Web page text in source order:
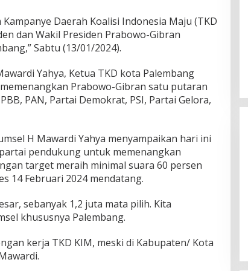
Kampanye Daerah Koalisi Indonesia Maju (TKD
dan Wakil Presiden Prabowo-Gibran
Sabtu (13/01/2024).
Yahya, Ketua TKD kota Palembang
Prabowo-Gibran satu putaran
PAN, Partai Demokrat, PSI, Partai Gelora,
H Mawardi Yahya menyampaikan hari ini
pendukung untuk memenangkan
target meraih minimal suara 60 persen
14 Februari 2024 mendatang.
sebanyak 1,2 juta mata pilih. Kita
khususnya Palembang.
kerja TKD KIM, meski di Kabupaten/ Kota
DPW PAN Sumsel Segera
Laksanakan Musyawarah Wilayah